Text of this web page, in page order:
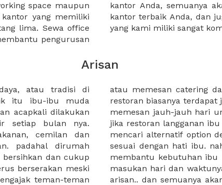
space maupun
yang memiliki
lima. Sewa office
pengurusan
mudah untuk sewa
murah karena harga
yang kami miliki sangat
Arisan
atau tradisi di
itu ibu-ibu muda
acapkali dilakukan
setiap bulan nya.
cemilan dan
padahal dirumah
bersihkan dan cukup
berserakan meski
teman-teman
tapi di restoran-
yang lain, ibu harus
yang banyak. dan
ibu bisa bingung
harga menu yang
jika XWORK dapat
arisan. ibu tinggal
yang akan ikut
hape ibu. pilihan-